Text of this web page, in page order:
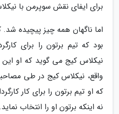
برای ایفای نقش سوپرمن با
اما ناگهان همه چیز پیچیده
بود که تیم برتون را برای
نیکلاس کیج می گوید که او این
واقع، نیکلاس کیج در طی
که او تیم برتون را برای کار
نه اینکه برتون او را انتخاب نماید.